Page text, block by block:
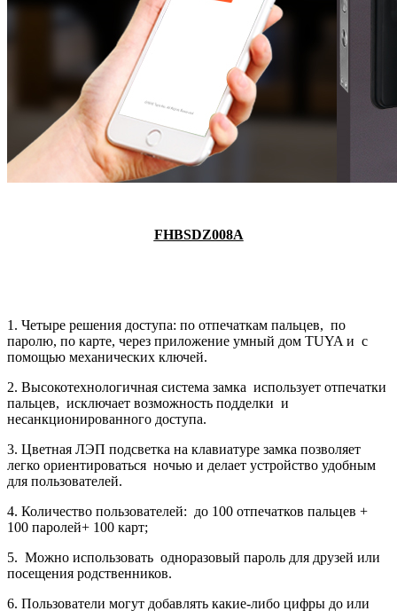
FHBSDZ008A
1. Четыре решения доступа: по отпечаткам пальцев, по
паролю, по карте, через приложение умный дом TUYA и с
помощью механических ключей.
2. Высокотехнологичная система замка использует отпечатки
пальцев, исключает возможность подделки и
несанкционированного доступа.
3. Цветная ЛЭП подсветка на клавиатуре замка позволяет
легко ориентироваться ночью и делает устройство удобным
для пользователей.
4. Количество пользователей: до 100 отпечатков пальцев +
100 паролей+ 100 карт;
5. Можно использовать одноразовый пароль для друзей или
посещения родственников.
6. Пользователи могут добавлять какие-либо цифры до или